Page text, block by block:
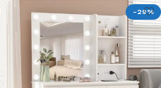
-29%